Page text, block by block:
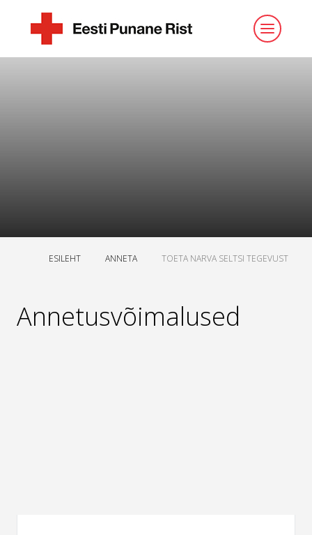
ESILEHT ANNETA TOETA NARVA SELTSI TEGEVUST
Annetusvõimalused